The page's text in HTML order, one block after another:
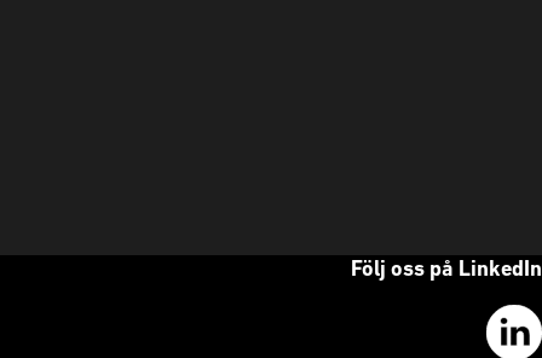
Följ oss på LinkedIn